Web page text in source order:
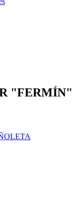
"FERMÍN"